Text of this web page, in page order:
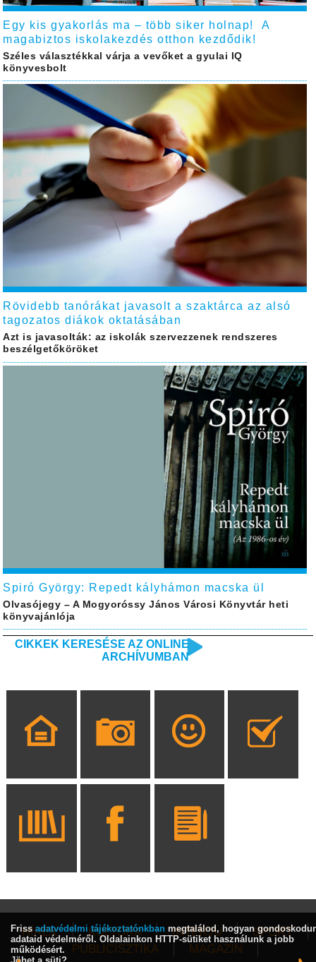
Egy kis gyakorlás ma – több siker holnap! A
magabiztos iskolakezdés otthon kezdődik!
Széles választékkal várja a vevőket a gyulai IQ
könyvesbolt
Rövidebb tanórákat javasolt a szaktárca az alsó
tagozatos diákok oktatásában
Azt is javasolták: az iskolák szervezzenek rendszeres
beszélgetőköröket
Spiró György: Repedt kályhámon macska ül
Olvasójegy – A Mogyoróssy János Városi Könyvtár heti
könyvajánlója
CIKKEK KERESÉSE AZ ONLINE
ARCHÍVUMBAN
HÍREK KULTÚRA INTERJÚ
SPORT
PUBLICISZTIKA
MAGAZIN
Friss adatvédelmi tájékoztatónkban megtalálod, hogyan
adataid védelméről. Oldalainkon HTTP-sütiket használunk a jobb
működésért.